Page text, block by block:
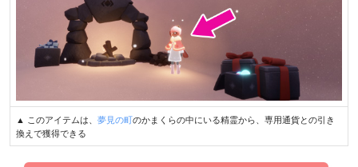
▲ このアイテムは、 夢見の町のかまくらの中にいる精霊から、専用通貨との引き
換えで獲得できる